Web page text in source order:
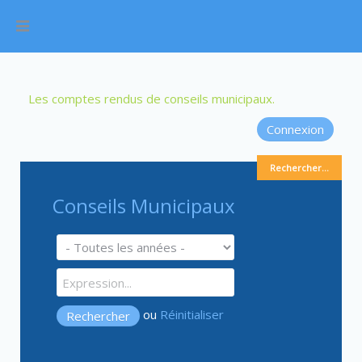
Les comptes rendus de conseils municipaux.
Connexion
Rechercher...
Conseils Municipaux
ou Réinitialiser